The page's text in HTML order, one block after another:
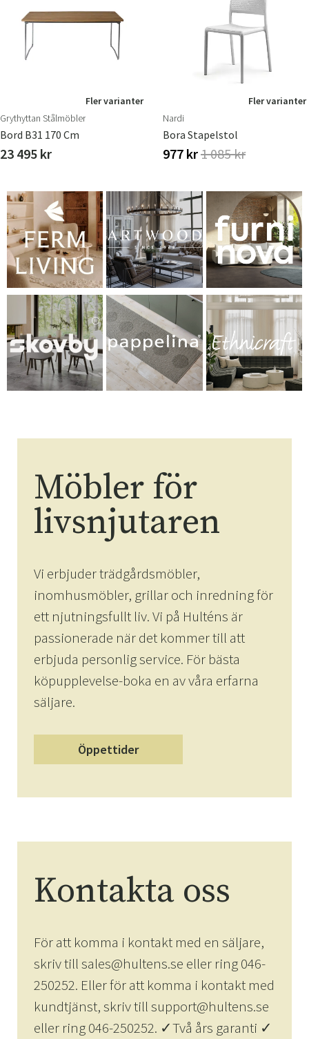
Fler varianter
Grythyttan Stålmöbler
Bord B31 170 Cm
23 495 kr
Fler varianter
Nardi
Bora Stapelstol
977 kr1 085 kr
Möbler för
livsnjutaren
Vi erbjuder trädgårdsmöbler,
inomhusmöbler, grillar och inredning för
ett njutningsfullt liv. Vi på Hulténs är
passionerade när det kommer till att
erbjuda personlig service. För bästa
köpupplevelse-boka en av våra erfarna
säljare.
Öppettider
Kontakta oss
För att komma i kontakt med en säljare,
skriv till sales@hultens.se eller ring 046-
250252. Eller för att komma i kontakt med
kundtjänst, skriv till support@hultens.se
eller ring 046-250252. ✓Två års garanti ✓